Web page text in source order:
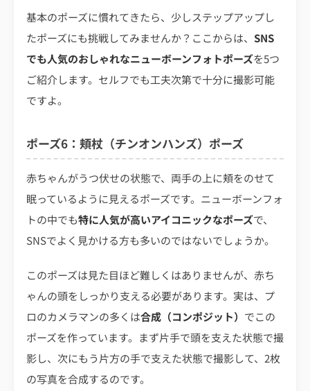
基本のポーズに慣れてきたら、少しステップアップし
たポーズにも挑戦してみませんか？ここからは、 SNS
でも人気のおしゃれなニューボーンフォトポーズを5つ
ご紹介します。セルフでも工夫次第で十分に撮影可能
ですよ。
ポーズ6：頬杖（チンオンハンズ）ポーズ
赤ちゃんがうつ伏せの状態で、両手の上に頬をのせて
眠っているように見えるポーズです。ニューボーンフォ
トの中でも特に人気が高いアイコニックなポーズで、
SNSでよく見かける方も多いのではないでしょうか。
このポーズは見た目ほど難しくはありませんが、赤ち
ゃんの頭をしっかり支える必要があります。実は、プ
ロのカメラマンの多くは合成（コンポジット） でこの
ポーズを作っています。まず片手で頭を支えた状態で撮
影し、次にもう片方の手で支えた状態で撮影して、2枚
の写真を合成するのです。